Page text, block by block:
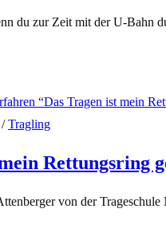
du zur Zeit mit der U-Bahn
/Tragling
Rettungsring
von der